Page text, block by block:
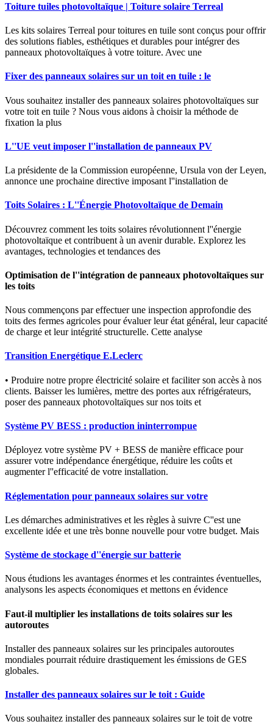
Toiture tuiles photovoltaïque | Toiture solaire Terreal
Les kits solaires Terreal pour toitures en tuile sont conçus pour offrir
des solutions fiables, esthétiques et durables pour intégrer des
panneaux photovoltaïques à votre toiture. Avec une
Fixer des panneaux solaires sur un toit en tuile : le
Vous souhaitez installer des panneaux solaires photovoltaïques sur
votre toit en tuile ? Nous vous aidons à choisir la méthode de
fixation la plus
L''UE veut imposer l''installation de panneaux PV
La présidente de la Commission européenne, Ursula von der Leyen,
annonce une prochaine directive imposant l''installation de
Toits Solaires : L''Énergie Photovoltaïque de Demain
Découvrez comment les toits solaires révolutionnent l''énergie
photovoltaïque et contribuent à un avenir durable. Explorez les
avantages, technologies et tendances des
Optimisation de l''intégration de panneaux photovoltaïques sur
les toits
Nous commençons par effectuer une inspection approfondie des
toits des fermes agricoles pour évaluer leur état général, leur capacité
de charge et leur intégrité structurelle. Cette analyse
Transition Energétique E.Leclerc
• Produire notre propre électricité solaire et faciliter son accès à nos
clients. Baisser les lumières, mettre des portes aux réfrigérateurs,
poser des panneaux photovoltaïques sur nos toits et
Système PV BESS : production ininterrompue
Déployez votre système PV + BESS de manière efficace pour
assurer votre indépendance énergétique, réduire les coûts et
augmenter l''efficacité de votre installation.
Réglementation pour panneaux solaires sur votre
Les démarches administratives et les règles à suivre C''est une
excellente idée et une très bonne nouvelle pour votre budget. Mais
Système de stockage d''énergie sur batterie
Nous étudions les avantages énormes et les contraintes éventuelles,
analysons les aspects économiques et mettons en évidence
Faut-il multiplier les installations de toits solaires sur les
autoroutes
Installer des panneaux solaires sur les principales autoroutes
mondiales pourrait réduire drastiquement les émissions de GES
globales.
Installer des panneaux solaires sur le toit : Guide
Vous souhaitez installer des panneaux solaires sur le toit de votre